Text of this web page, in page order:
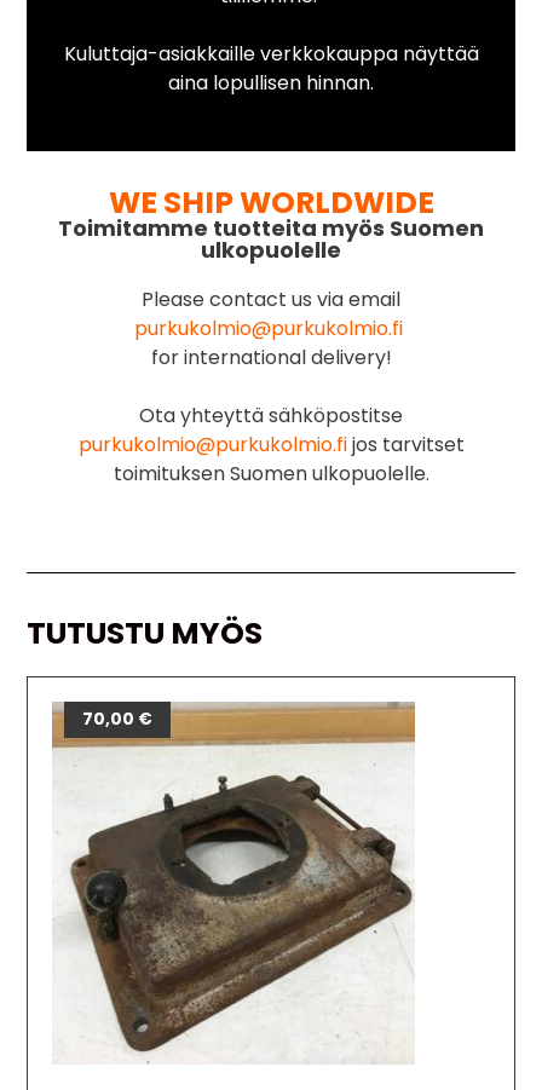
Kuluttaja-asiakkaille verkkokauppa näyttää
aina lopullisen hinnan.
WE SHIP WORLDWIDE
Toimitamme tuotteita myös Suomen
ulkopuolelle
Please contact us via email
purkukolmio@purkukolmio.fi
for international delivery!
Ota yhteyttä sähköpostitse
purkukolmio@purkukolmio.fijos tarvitset
toimituksen Suomen ulkopuolelle.
TUTUSTU MYÖS
70,00 €